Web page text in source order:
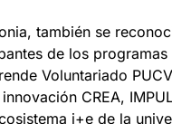
también se
de los programas
Voluntariado
CREA,
i+e de la